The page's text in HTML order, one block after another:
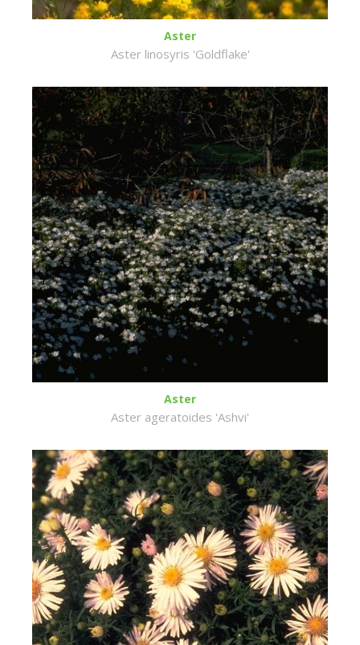
Aster
Aster linosyris 'Goldflake'
Aster
Aster ageratoides 'Ashvi'